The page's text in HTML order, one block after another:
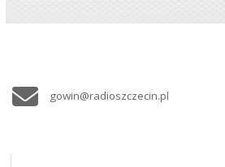
gowin@radioszczecin.pl